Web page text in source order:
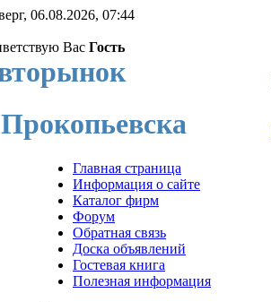
06.08.2026, 07:44
Вас Гость
Прокопьевска
Главная страница
Информация о сайте
Каталог фирм
Форум
Обратная связь
Доска объявлений
Гостевая книга
Полезная информация